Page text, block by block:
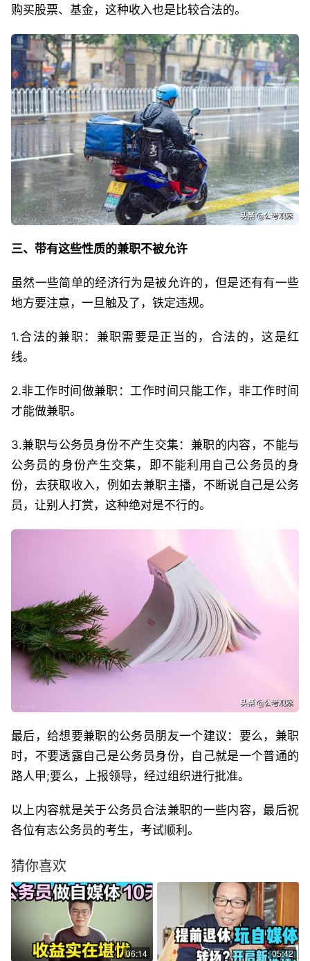
购买股票、基金，这种收入也是比较合法的。
三、带有这些性质的兼职不被允许
虽然一些简单的经济行为是被允许的，但是还有有一些
地方要注意，一旦触及了，铁定违规。
1.合法的兼职：兼职需要是正当的，合法的，这是红
线。
2.非工作时间做兼职：工作时间只能工作，非工作时间
才能做兼职。
3.兼职与公务员身份不产生交集：兼职的内容，不能与
公务员的身份产生交集，即不能利用自己公务员的身
份，去获取收入，例如去兼职主播，不断说自己是公务
员，让别人打赏，这种绝对是不行的。
最后，给想要兼职的公务员朋友一个建议：要么，兼职
时，不要透露自己是公务员身份，自己就是一个普通的
路人甲;要么，上报领导，经过组织进行批准。
以上内容就是关于公务员合法兼职的一些内容，最后祝
各位有志公务员的考生，考试顺利。
猜你喜欢
06:14 05:42